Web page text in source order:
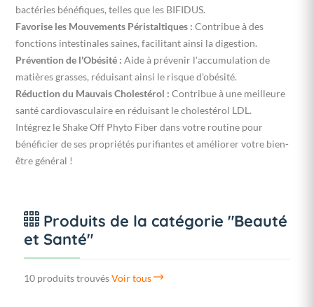
bactéries bénéfiques, telles que les BIFIDUS.
Favorise les Mouvements Péristaltiques : Contribue à des
fonctions intestinales saines, facilitant ainsi la digestion.
Prévention de l'Obésité : Aide à prévenir l'accumulation de
matières grasses, réduisant ainsi le risque d'obésité.
Réduction du Mauvais Cholestérol : Contribue à une meilleure
santé cardiovasculaire en réduisant le cholestérol LDL.
Intégrez le Shake Off Phyto Fiber dans votre routine pour
bénéficier de ses propriétés purifiantes et améliorer votre bien-
être général !
Produits de la catégorie "Beauté
et Santé"
10 produits trouvésVoir tous